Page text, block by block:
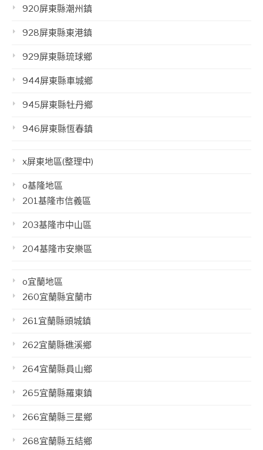
920屏東縣潮州鎮
928屏東縣東港鎮
929屏東縣琉球鄉
944屏東縣車城鄉
945屏東縣牡丹鄉
946屏東縣恆春鎮
x屏東地區(整理中)
o基隆地區
201基隆市信義區
203基隆市中山區
204基隆市安樂區
o宜蘭地區
260宜蘭縣宜蘭市
261宜蘭縣頭城鎮
262宜蘭縣礁溪鄉
264宜蘭縣員山鄉
265宜蘭縣羅東鎮
266宜蘭縣三星鄉
268宜蘭縣五結鄉